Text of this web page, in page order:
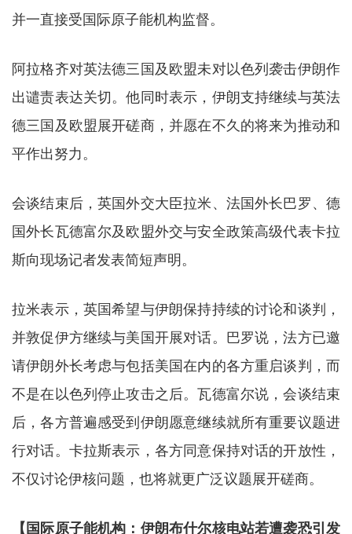
并一直接受国际原子能机构监督。
阿拉格齐对英法德三国及欧盟未对以色列袭击伊朗作
出谴责表达关切。他同时表示，伊朗支持继续与英法
德三国及欧盟展开磋商，并愿在不久的将来为推动和
平作出努力。
会谈结束后，英国外交大臣拉米、法国外长巴罗、德
国外长瓦德富尔及欧盟外交与安全政策高级代表卡拉
斯向现场记者发表简短声明。
拉米表示，英国希望与伊朗保持持续的讨论和谈判，
并敦促伊方继续与美国开展对话。巴罗说，法方已邀
请伊朗外长考虑与包括美国在内的各方重启谈判，而
不是在以色列停止攻击之后。瓦德富尔说，会谈结束
后，各方普遍感受到伊朗愿意继续就所有重要议题进
行对话。卡拉斯表示，各方同意保持对话的开放性，
不仅讨论伊核问题，也将就更广泛议题展开磋商。
【国际原子能机构：伊朗布什尔核电站若遭袭恐引发